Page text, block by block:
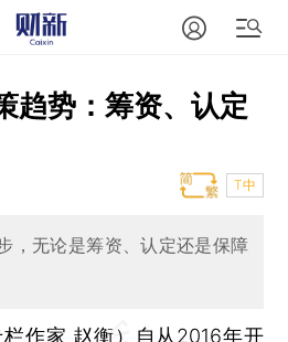
趋势：筹资、认定
T中
，无论是筹资、认定还是保障
作家 赵衡）
自从2016年开